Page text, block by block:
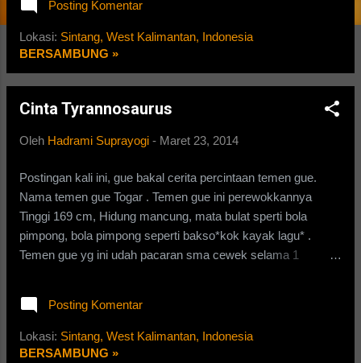
kita ketahui, Allah SWT telah menciptakan jin
sebelum manusia.Jin ada yang kafir dan ada
yang beriman. Kali ini gue bakalan cerita
pengalaman mistis tapi tak relalu mistissih,
gue pun gx pernah lihat penampakannya
langsung, namun hanya melihat melewati
ini di mulai di sekolah gue.Sekolah gue ini
menyeramkan.. Pada jam 19:30 WIB, gue
dan temen gue, Tri datang ke sekolah untuk
tidur di sana sambil ngawankan temen gue ini
cari tugas Sejarah.setelah gue datang ke
sekolah,di dapat sekolah tidak ada orang *Ya
yg ad,tapi pun satpam belum ad pada waktu
Rupanya te...
Posting Komentar
Lokasi: Sintang, West Kalimantan, Indonesia
BERSAMBUNG »
Cinta Tyrannosaurus
Oleh Hadrami Suprayogi - Maret 23, 2014
Postingan kali ini, gue bakal cerita percintaan temen gue.
Nama temen gue Togar . Temen gue ini perewokkannya
Tinggi 169 cm, Hidung mancung, mata bulat sperti bola
pimpong, bola pimpong seperti bakso*kok kayak lagu* .
Temen gue yg ini udah pacaran sma cewek selama 1
sekelas. Gue bakalan nanya dari narasumbernya , berikut
petikan sepatah dua kata sampai goyang patah” dari temen
gue : Awalanya ,Togar suka pada Iga pada bulan November
Posting Komentar
Lokasi: Sintang, West Kalimantan, Indonesia
BERSAMBUNG »